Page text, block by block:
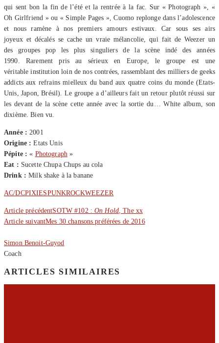
qui sent bon la fin de l’été et la rentrée à la fac. Sur « Photograph », «
Oh Girlfriend » ou « Simple Pages », Cuomo replonge dans l’adolescence
et nous ramène à nos premiers amours estivaux. Car sous ses airs
joyeux et décalés se cache un vraie mélancolie, qui fait de Weezer un
des groupes pop les plus singuliers de la scène indé des années
1990. Rarement pris au sérieux en Europe, le groupe est une
véritable institution loin de nos contrées, rassemblant des milliers de geeks
addicts aux refrains mielleux du band aux quatre coins du monde (Etats-
Unis, Japon, Brésil). Le groupe a d’ailleurs fait un retour plutôt réussi sur
les devant de la scène cette année avec la sortie du… White album, son
dixième. Bien vu.
Année : 2001
Origine : Etats Unis
Pépite : « Photograph »
Eat : Sucette Chupa Chups au cola
Drink : Milk shake à la banane
AC/DCPIXIESPUNKROCKWEEZER
Article précédentSOTW #102 :On Hold , The xx
Article suivantMes 30 chansons préférées de 2016
Simon Benoit-Guyod
Coach
ARTICLES SIMILAIRES